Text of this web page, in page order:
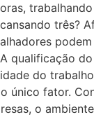
três?
qualificação
do
único fator.
o